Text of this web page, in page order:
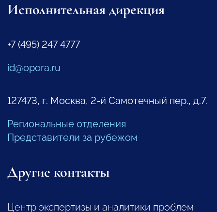
Исполнительная дирекция
+7 (495) 247 4777
id@opora.ru
127473, г. Москва, 2-й Самотечный пер., д.7.
Региональные отделения
Представители за рубежом
Другие контакты
Центр экспертизы и аналитики проблем